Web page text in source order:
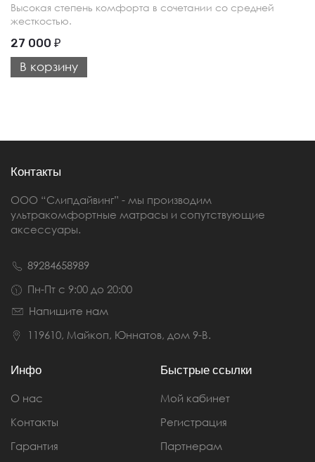
Высокая степень комфорта в сочетании со средней
жесткостью.
27 000 ₽
В корзину
Контакты
ООО “Слипдайвинг” - мы производим
ультракомфортные матрасы и сопутствующие
аксессуары.
89284658989
Пн-Пт с 9:00 до 20:00
Напишите нам
119610, Майкоп, Юннатов, дом 9-В.
Инфо
О нас
Контакты
Гарантия
Быстрые ссылки
Мой кабинет
Регистрация
Партнерам